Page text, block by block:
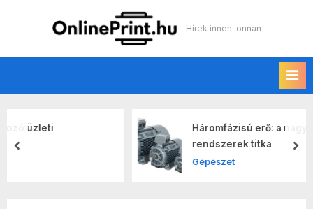
Online print
Hírek innen-onnan
Háromfázisú erő: a nagy teljesítményű
rendszerek titka
Gépészet
prev